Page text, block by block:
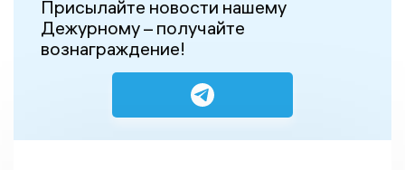
Присылайте новости нашему
Дежурному – получайте
вознаграждение!